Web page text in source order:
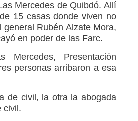
Mercedes de Quibdó. Allí
15 casas donde viven no
Rubén Alzate Mora,
en poder de las Farc.
Presentación
personas arribaron a esa
de civil, la otra la abogada
civil.